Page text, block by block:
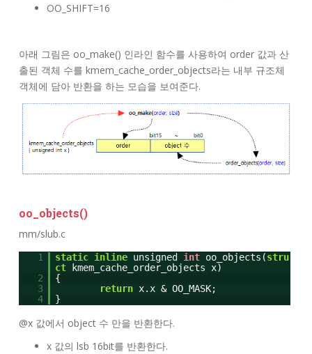
OO_SHIFT=16
아래 그림은 oo_make() 인라인 함수를 사용하여 order 값과 산
출된 객체 수를 kmem_cache_order_objects라는 내부 규조체
객체에 담아 반환을 하는 모습을 보여준다.
oo_objects()
mm/slub.c
1 static inline unsigned int oo_objects(stru
ct
kmem_cache_order_objects x)
2
{
3
return x.x & OO_MASK;
4
}
@x 값에서 object 수 만을 반환한다.
x 값의 lsb 16bit를 반환한다.